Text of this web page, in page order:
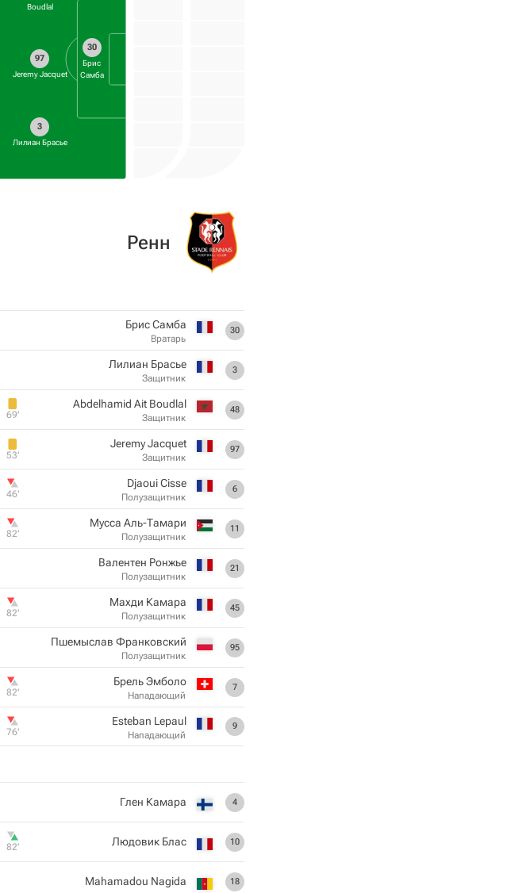
30
Брис
Самба
Boudlal
97
Jeremy Jacquet
3
Лилиан Брасье
Ренн
30
Брис Самба
Вратарь
3
Лилиан Брасье
Защитник
48
Abdelhamid Ait Boudlal
Защитник
69‎’‎
97
Jeremy Jacquet
Защитник
53‎’‎
6
Djaoui Cisse
Полузащитник
46‎’‎
11
Мусса Аль-Тамари
Полузащитник
82‎’‎
21
Валентен Ронжье
Полузащитник
45
Махди Камара
Полузащитник
82‎’‎
95
Пшемыслав Франковский
Полузащитник
7
Брель Эмболо
Нападающий
82‎’‎
9
Esteban Lepaul
Нападающий
76‎’‎
4
Глен Камара
10
Людовик Блас
82‎’‎
18
Mahamadou Nagida